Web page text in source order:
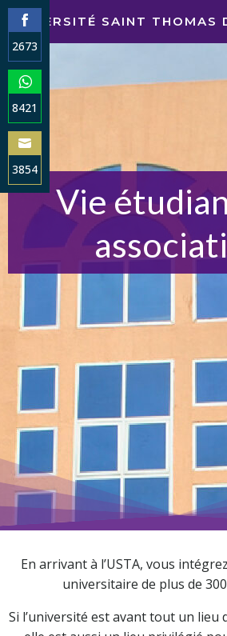
au
contenu
UNIVERSITÉ SAINT THOMAS
Vie
En arrivant à l’USTA, vous
universitaire de plus de
Si l’université est avant tout un lieu
2673
Share
on
Facebook
8421
Share
on
WhatsApp
3854
Share
on